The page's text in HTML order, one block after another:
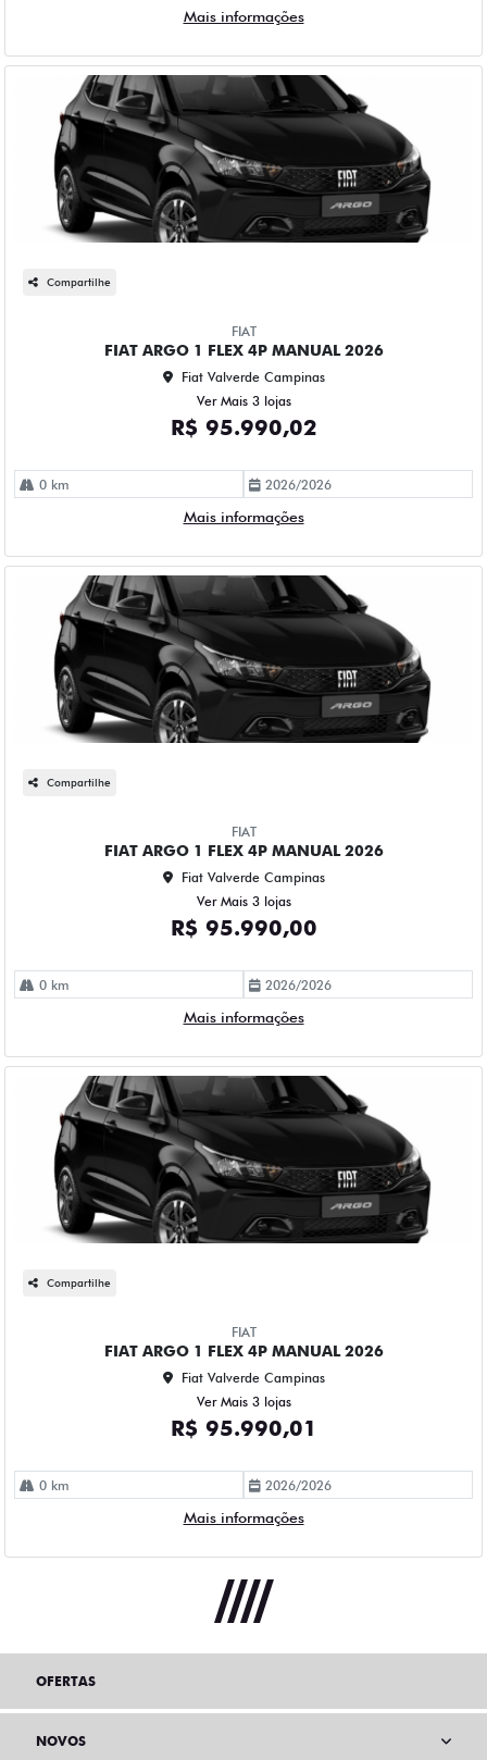
Mais informações
Compartilhe
FIAT
FIAT ARGO 1 FLEX 4P MANUAL 2026
Fiat Valverde Campinas
Ver Mais 3 lojas
R$ 95.990,02
0 km 2026/2026
Mais informações
Compartilhe
FIAT
FIAT ARGO 1 FLEX 4P MANUAL 2026
Fiat Valverde Campinas
Ver Mais 3 lojas
R$ 95.990,00
0 km 2026/2026
Mais informações
Compartilhe
FIAT
FIAT ARGO 1 FLEX 4P MANUAL 2026
Fiat Valverde Campinas
Ver Mais 3 lojas
R$ 95.990,01
0 km 2026/2026
Mais informações
OFERTAS
NOVOS